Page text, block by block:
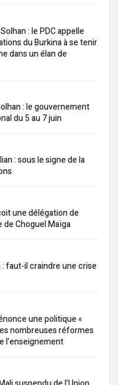
: le PDC appelle
du Burkina à se tenir
dans un élan de
: le gouvernement
du 5 au 7 juin
: sous le signe de la
une délégation de
de Choguel Maïga
: faut-il craindre une crise
une politique «
nombreuses réformes
l’enseignement